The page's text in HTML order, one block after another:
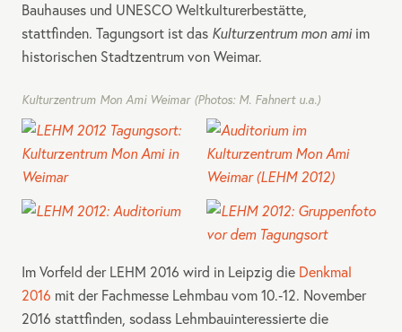
Bauhauses und UNESCO Weltkulturerbestätte,
stattfinden. Tagungsort ist das Kulturzentrum mon amiim
historischen Stadtzentrum von Weimar.
Kulturzentrum Mon Ami Weimar (Photos: M. Fahnert u.a.)
Im Vorfeld der LEHM 2016 wird in Leipzig die Denkmal
2016 mit der Fachmesse Lehmbau vom 10.‑12. November
2016 stattfinden, sodass Lehmbauinteressierte die